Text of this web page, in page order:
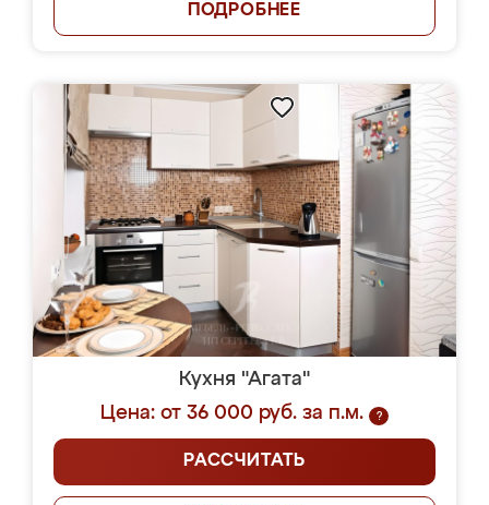
ПОДРОБНЕЕ
Кухня "Агата"
Цена: от 36 000 руб. за п.м.
?
РАССЧИТАТЬ